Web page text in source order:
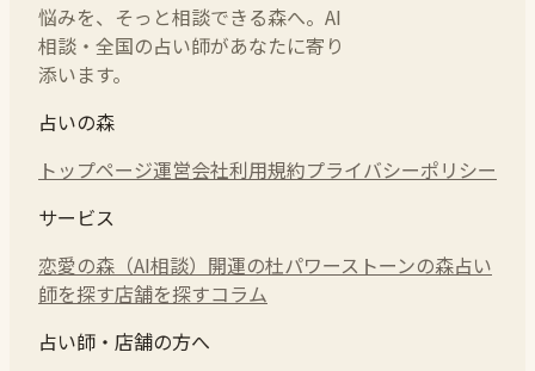
悩みを、そっと相談できる森へ。AI
相談・全国の占い師があなたに寄り
添います。
占いの森
トップページ運営会社利用規約プライバシーポリシー
サービス
恋愛の森（AI相談） 開運の杜パワーストーンの森占い
師を探す店舗を探すコラム
占い師・店舗の方へ